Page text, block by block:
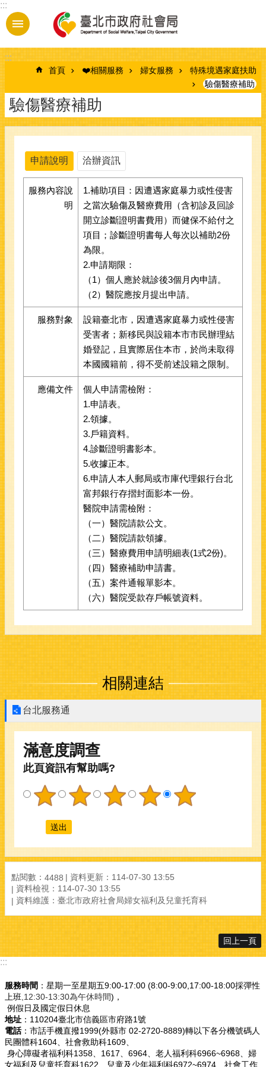
跳到主要內容區塊
:::
:::
首頁 ❤️相關服務 婦女服務
特殊境遇家庭扶助
驗傷醫療補助
驗傷醫療補助
申請說明 洽辦資訊
服務內容說
明
1.補助項目：因遭遇家庭暴力或性侵害
之當次驗傷及醫療費用（含初診及回診
開立診斷證明書費用）而健保不給付之
項目；診斷證明書每人每次以補助2份
為限。
2.申請期限：
（1）個人應於就診後3個月內申請。
（2）醫院應按月提出申請。
服務對象
設籍臺北市，因遭遇家庭暴力或性侵害
受害者；新移民與設籍本市市民辦理結
婚登記，且實際居住本市，於尚未取得
本國國籍前，得不受前述設籍之限制。
應備文件
個人申請需檢附：
1.申請表。
2.領據。
3.戶籍資料。
4.診斷證明書影本。
5.收據正本。
6.申請人本人郵局或市庫代理銀行台北
富邦銀行存摺封面影本一份。
醫院申請需檢附：
（一）醫院請款公文。
（二）醫院請款領據。
（三）醫療費用申請明細表(1式2份)。
（四）醫療補助申請書。
（五）案件通報單影本。
（六）醫院受款存戶帳號資料。
相關連結
台北服務通
滿意度調查
此頁資訊有幫助嗎?
點閱數： 4488 資料更新： 114-07-30 13:55
資料檢視： 114-07-30 13:55
資料維護： 臺北市政府社會局婦女福利及兒童托育科
回上一頁
:::
服務時間 ：星期一至星期五9:00-17:00 (8:00-9:00,17:00-18:00採彈性
上班 ,12:30-13:30為午休時間)，
例假日及國定假日休息
地址 ：110204臺北市信義區市府路1號
電話：市話手機直撥1999(外縣市 02-2720-8889)轉以下各分機號碼人
民團體科1604、社會救助科1609、
身心障礙者福利科1358、1617、6964、老人福利科6966~6968、婦
女福利及兒童托育科1622、兒童及少年福利科6972~6974、社會工作